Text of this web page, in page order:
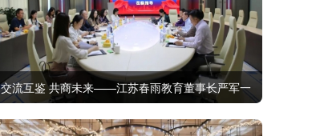
交流互鉴 共商未来——江苏春雨教育董事长严军一
行莅临金太阳教育考察交流